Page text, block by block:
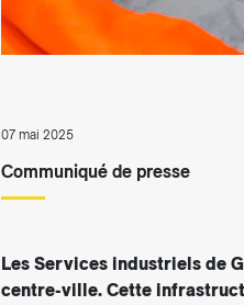
07 mai 2025
Communiqué de presse
Les Services industriels de
centre-ville. Cette